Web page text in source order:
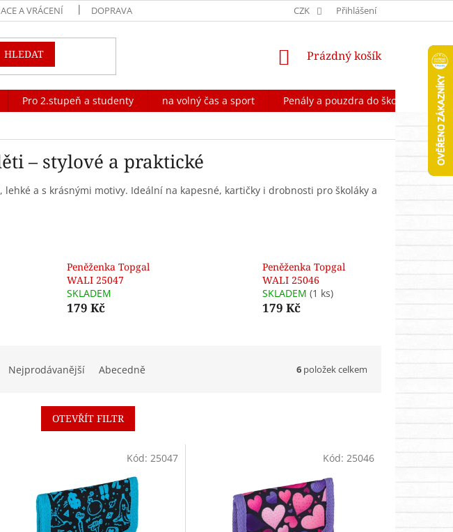
A VRÁCENÍ DOPRAVA FORMULÁŘ NA ODSTOUPENÍ OD
CZK Přihlášení
HLEDAT
NÁKUPNÍ
Prázdný košík
Pro 2.stupeň a studenty na volný čas a sport Penály a pouzdra do školy
– stylové a praktické
lehké a s krásnými motivy. Ideální na kapesné, kartičky i drobnosti pro školáky a
Peněženka Topgal
WALI 25047
SKLADEM
179 Kč
Peněženka Topgal
WALI 25046
SKLADEM (1 ks)
179 Kč
Nejprodávanější Abecedně 6 položek celkem
OTEVŘÍT FILTR
Kód: 25047 Kód: 25046